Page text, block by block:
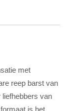
met
reep barst van
van